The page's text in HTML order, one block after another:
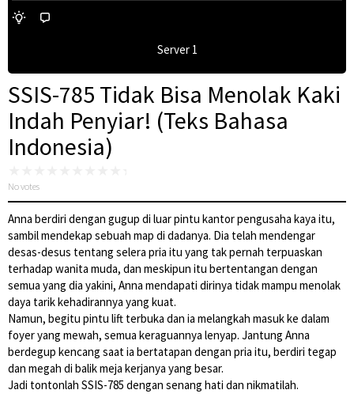
Server 1
SSIS-785 Tidak Bisa Menolak Kaki
Indah Penyiar! (Teks Bahasa
Indonesia)
No votes
Anna berdiri dengan gugup di luar pintu kantor pengusaha kaya itu,
sambil mendekap sebuah map di dadanya. Dia telah mendengar
desas-desus tentang selera pria itu yang tak pernah terpuaskan
terhadap wanita muda, dan meskipun itu bertentangan dengan
semua yang dia yakini, Anna mendapati dirinya tidak mampu menolak
daya tarik kehadirannya yang kuat.
Namun, begitu pintu lift terbuka dan ia melangkah masuk ke dalam
foyer yang mewah, semua keraguannya lenyap. Jantung Anna
berdegup kencang saat ia bertatapan dengan pria itu, berdiri tegap
dan megah di balik meja kerjanya yang besar.
Jadi tontonlah SSIS-785 dengan senang hati dan nikmatilah.